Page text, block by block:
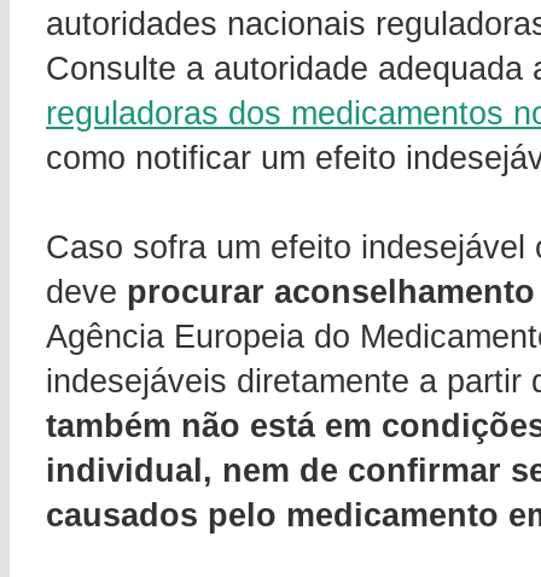
autoridades nacionais
Consulte a autoridade
reguladoras dos medicamentos
como notificar um efeito
Caso sofra um efeito
deve procurar aconselhamento
Agência Europeia do
indesejáveis diretamente a
também não está em
individual, nem de confirmar
causados pelo medicamento